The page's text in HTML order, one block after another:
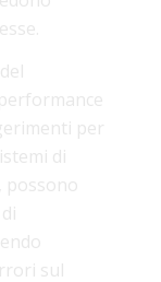
per
di
possono
sul